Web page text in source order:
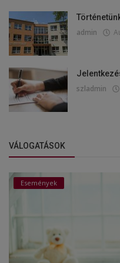
admin
szladmin
VÁLOGATÁSOK
Események